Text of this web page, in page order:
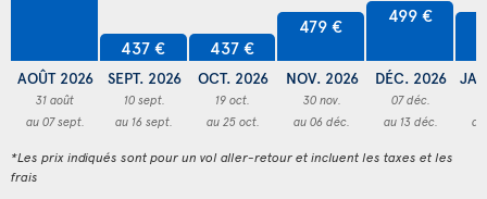
AOÛT 2026
31 août
au 07 sept.
437 €
SEPT. 2026
10 sept.
au 16 sept.
437 €
OCT. 2026
19 oct.
au 25 oct.
479 €
NOV. 2026
30 nov.
au 06 déc.
499 €
DÉC. 2026
07 déc.
au 13 déc.
*Les prix indiqués sont pour un vol aller-retour et incluent les taxes et les
frais